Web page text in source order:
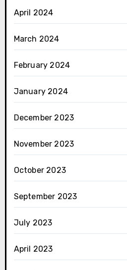
April 2024
March 2024
February 2024
January 2024
December 2023
November 2023
October 2023
September 2023
July 2023
April 2023